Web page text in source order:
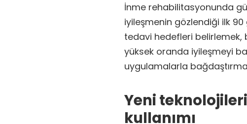
İnme rehabilitasyonunda
iyileşmenin gözlendiği ilk
tedavi hedefleri belirlemek,
yüksek oranda iyileşmeyi
uygulamalarla
Yeni
kullanımı